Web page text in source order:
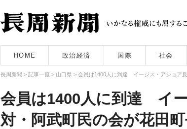
HOME 政治経済 国際 社会
長周新聞 > 記事一覧 > 山口県 > 会員は1400人に到達 イージス・アショア
会員は1400人に到達 イ
対・阿武町民の会が花田